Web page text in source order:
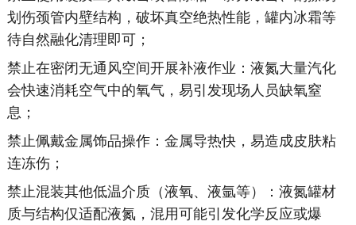
划伤颈管内壁结构，破坏真空绝热性能，罐内冰霜等
待自然融化清理即可；
禁止在密闭无通风空间开展补液作业：液氮大量汽化
会快速消耗空气中的氧气，易引发现场人员缺氧窒
息；
禁止佩戴金属饰品操作：金属导热快，易造成皮肤粘
连冻伤；
禁止混装其他低温介质（液氧、液氩等）：液氮罐材
质与结构仅适配液氮，混用可能引发化学反应或爆